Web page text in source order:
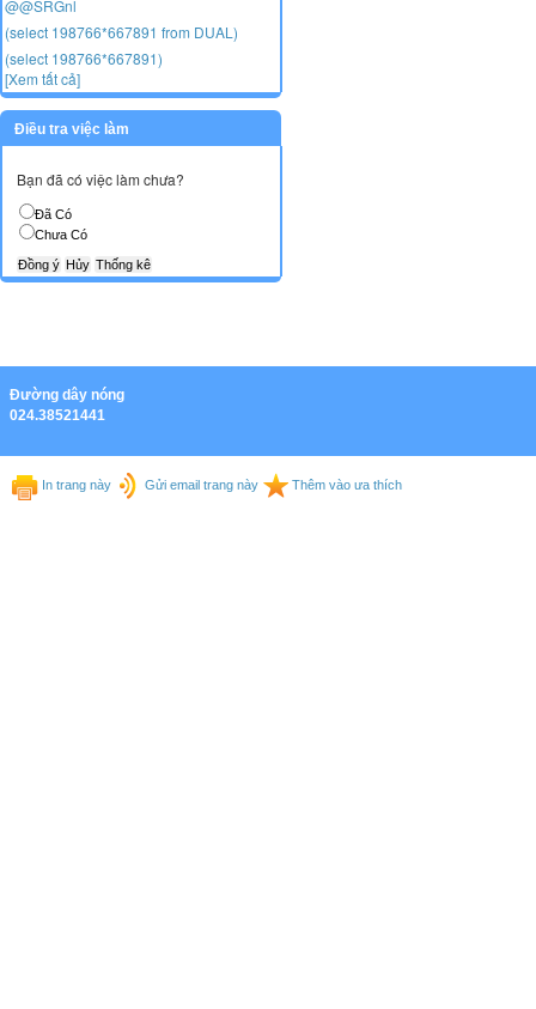
@@SRGnl
(select 198766*667891 from DUAL)
(select 198766*667891)
[Xem tất cả]
Điều tra việc làm
Bạn đã có việc làm chưa?
Đã Có
Chưa Có
Ðường dây nóng
024.38521441
In trang này Gửi email trang này Thêm vào ưa thích